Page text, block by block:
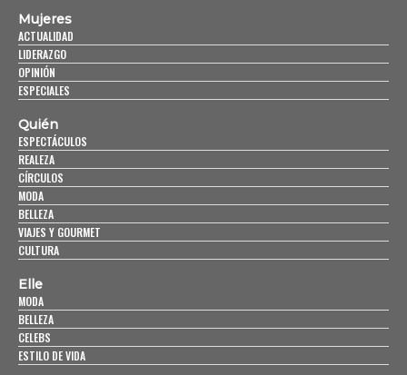
Mujeres
ACTUALIDAD
LIDERAZGO
OPINIÓN
ESPECIALES
Quién
ESPECTÁCULOS
REALEZA
CÍRCULOS
MODA
BELLEZA
VIAJES Y GOURMET
CULTURA
Elle
MODA
BELLEZA
CELEBS
ESTILO DE VIDA